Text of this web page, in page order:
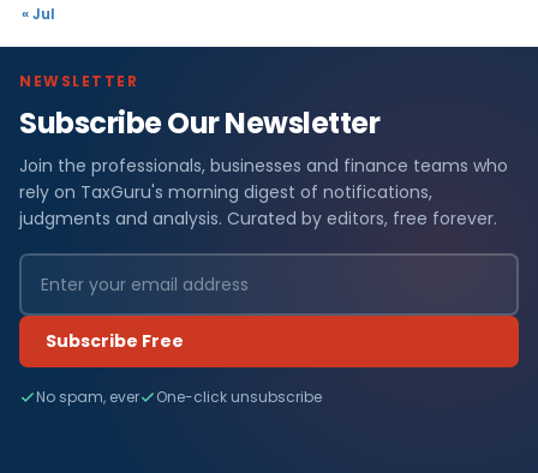
« Jul
NEWSLETTER
Subscribe Our Newsletter
Join the professionals, businesses and finance teams who
rely on TaxGuru's morning digest of notifications,
judgments and analysis. Curated by editors, free forever.
Subscribe Free
No spam, ever One-click unsubscribe